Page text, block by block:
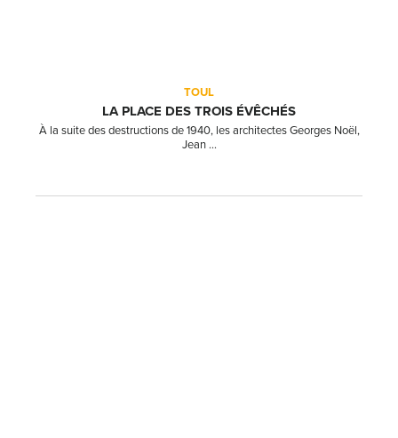
TOUL
LA PLACE DES TROIS ÉVÊCHÉS
À la suite des destructions de 1940, les architectes Georges Noël,
Jean ...